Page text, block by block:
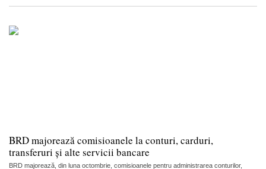
BRD majorează comisioanele la conturi, carduri,
transferuri și alte servicii bancare
BRD majorează, din luna octombrie, comisioanele pentru administrarea conturilor,